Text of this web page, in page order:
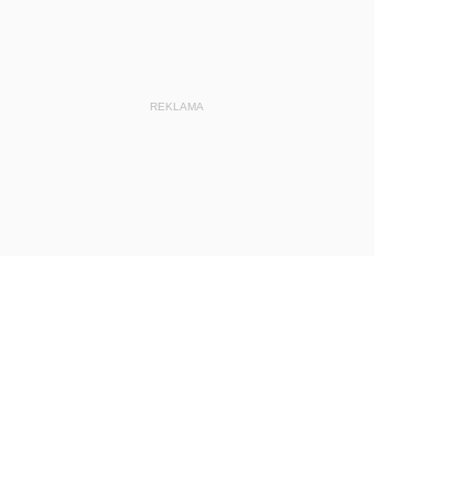
REKLAMA